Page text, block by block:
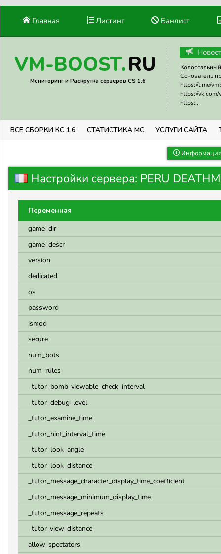
Главная Листинг Банлист
VM-BOOST.RU
Мониторинг и Раскрутка серверов CS 1.6
Основатель
https://t.me/
https://vk.com/
https:..
ВСЕ СБОРКИ КС 1.6 СТАТИСТИКА МС УСЛУГИ САЙТА
Настройки сервера: PERU
Переменная
game_dir
game_descr
version
dedicated
os
password
ismod
secure
num_bots
num_rules
_tutor_bomb_viewable_check_interval
_tutor_debug_level
_tutor_examine_time
_tutor_hint_interval_time
_tutor_look_angle
_tutor_look_distance
_tutor_message_character_display_time_coefficient
_tutor_message_minimum_display_time
_tutor_message_repeats
_tutor_view_distance
allow_spectators